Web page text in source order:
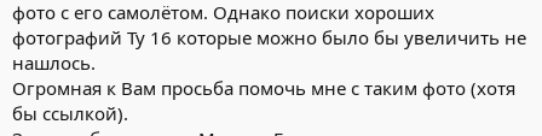
фото с его самолётом. Однако поиски хороших
фотографий Ту 16 которые можно было бы увеличить не
нашлось.
Огромная к Вам просьба помочь мне с таким фото (хотя
бы ссылкой).